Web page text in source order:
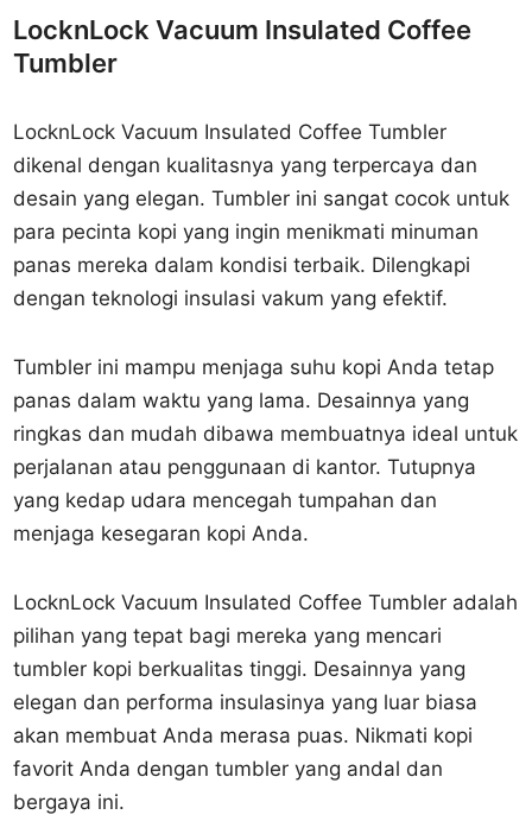
LocknLock Vacuum Insulated Coffee
Tumbler
LocknLock Vacuum Insulated Coffee Tumbler
dikenal dengan kualitasnya yang terpercaya dan
desain yang elegan. Tumbler ini sangat cocok untuk
para pecinta kopi yang ingin menikmati minuman
panas mereka dalam kondisi terbaik. Dilengkapi
dengan teknologi insulasi vakum yang efektif.
Tumbler ini mampu menjaga suhu kopi Anda tetap
panas dalam waktu yang lama. Desainnya yang
ringkas dan mudah dibawa membuatnya ideal untuk
perjalanan atau penggunaan di kantor. Tutupnya
yang kedap udara mencegah tumpahan dan
menjaga kesegaran kopi Anda.
LocknLock Vacuum Insulated Coffee Tumbler adalah
pilihan yang tepat bagi mereka yang mencari
tumbler kopi berkualitas tinggi. Desainnya yang
elegan dan performa insulasinya yang luar biasa
akan membuat Anda merasa puas. Nikmati kopi
favorit Anda dengan tumbler yang andal dan
bergaya ini.